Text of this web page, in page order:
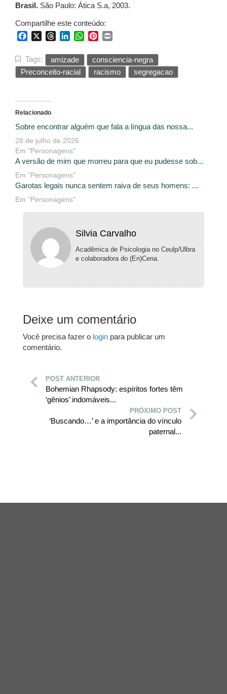
Brasil. São Paulo: Ática S.a, 2003.
Compartilhe este conteúdo:
FacebookThreadsLinkedInWhatsApp
Pinterest
Tags: amizade
consciencia-negra
Preconceito-racial
racismo segregacao
Relacionado
Sobre encontrar alguém que fala a língua das nossa...
28 de julho de 2026
Em "Personagens"
A versão de mim que morreu para que eu pudesse sob...
Em "Personagens"
Garotas legais nunca sentem raiva de seus homens: ...
Em "Personagens"
Silvia Carvalho
Acadêmica de Psicologia no Ceulp/Ulbra
e colaboradora do (En)Cena.
Deixe um comentário
Você precisa fazer o login para publicar um
comentário.
POST ANTERIOR
Bohemian Rhapsody: espíritos fortes têm
‘gênios’ indomáveis...
PRÓXIMO POST
‘Buscando…’ e a importância do vínculo
paternal...